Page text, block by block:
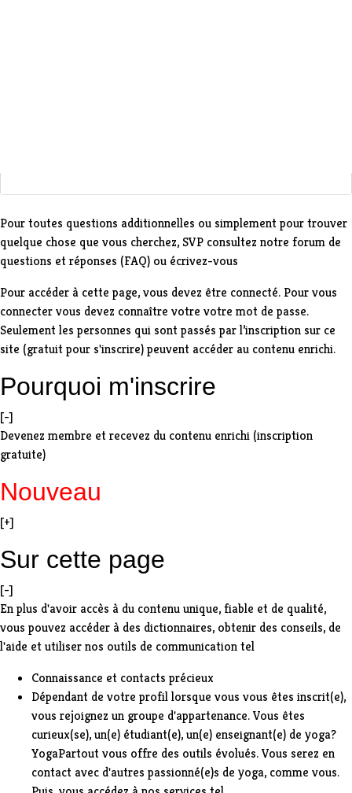
Pour toutes questions additionnelles ou simplement pour trouver
quelque chose que vous cherchez, SVP consultez notre forum de
questions et réponses (FAQ) ou écrivez-vous
Pour accéder à cette page,vous devez être connecté. Pour vous
connecter vous devez connaître votre votre mot de passe.
Seulement les personnes qui sont passés par l’inscription sur ce
site (gratuit pour s'inscrire) peuvent accéder au contenu enrichi.
Pourquoi m'inscrire
[-]
Devenez membre et recevez du contenu enrichi (inscription
gratuite)
Nouveau
[+]
Sur cette page
[-]
En plus d'avoir accès à du contenu unique, fiable et de qualité,
vous pouvez accéder à des dictionnaires, obtenir des conseils, de
l'aide et utiliser nos outils de communication tel
Connaissance et contacts précieux
Dépendant de votre profil lorsque vous vous êtes inscrit(e),
vous rejoignez un groupe d'appartenance. Vous êtes
curieux(se), un(e) étudiant(e), un(e) enseignant(e) de yoga?
YogaPartout vous offre des outils évolués. Vous serez en
contact avec d'autres passionné(e)s de yoga, comme vous.